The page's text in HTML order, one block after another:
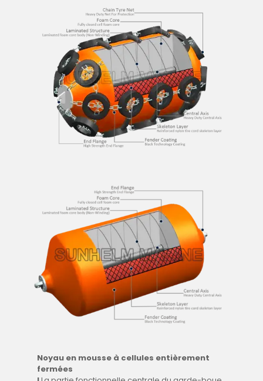
Noyau en mousse à cellules entièrement
fermées